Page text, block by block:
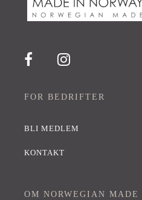
FOR BEDRIFTER
BLI MEDLEM
KONTAKT
OM NORWEGIAN MADE